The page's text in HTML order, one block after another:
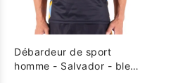
Débardeur de sport
homme - Salvador - bleu